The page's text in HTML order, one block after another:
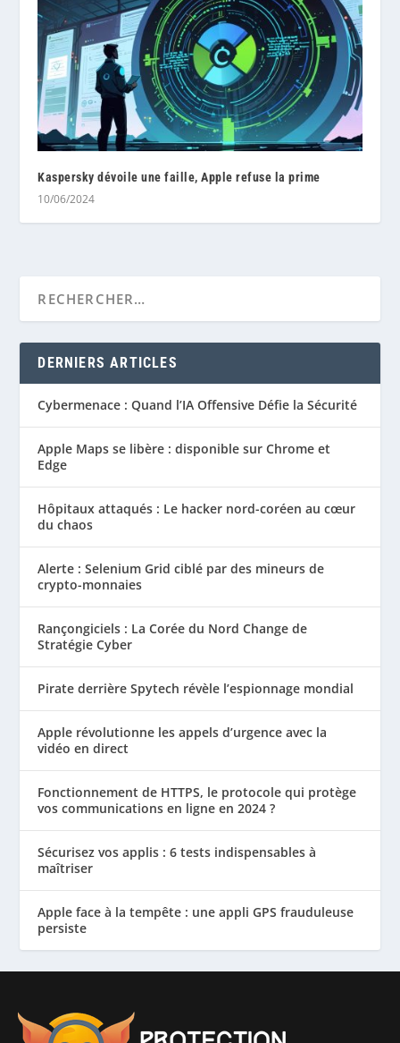
Kaspersky dévoile une faille, Apple refuse la prime
10/06/2024
DERNIERS ARTICLES
Cybermenace : Quand l’IA Offensive Défie la Sécurité
Apple Maps se libère : disponible sur Chrome et
Edge
Hôpitaux attaqués : Le hacker nord-coréen au cœur
du chaos
Alerte : Selenium Grid ciblé par des mineurs de
crypto-monnaies
Rançongiciels : La Corée du Nord Change de
Stratégie Cyber
Pirate derrière Spytech révèle l’espionnage mondial
Apple révolutionne les appels d’urgence avec la
vidéo en direct
Fonctionnement de HTTPS, le protocole qui protège
vos communications en ligne en 2024 ?
Sécurisez vos applis : 6 tests indispensables à
maîtriser
Apple face à la tempête : une appli GPS frauduleuse
persiste